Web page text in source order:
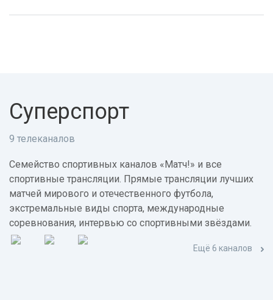
Суперспорт
9 телеканалов
Семейство спортивных каналов «Матч!» и все
спортивные трансляции. Прямые трансляции лучших
матчей мирового и отечественного футбола,
экстремальные виды спорта, международные
соревнования, интервью со спортивными звёздами.
Ещё 6 каналов